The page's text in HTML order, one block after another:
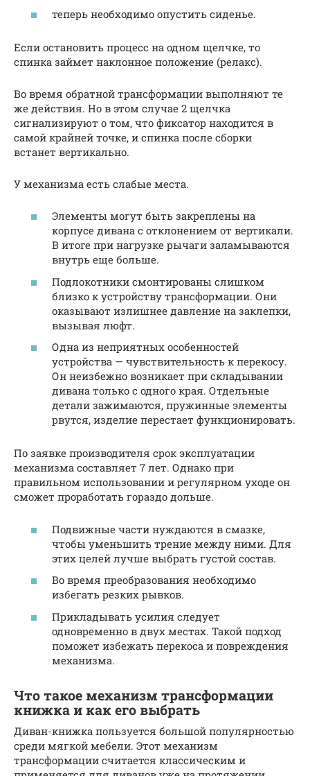
теперь необходимо опустить сиденье.
Если остановить процесс на одном щелчке, то
спинка займет наклонное положение (релакс).
Во время обратной трансформации выполняют те
же действия. Но в этом случае 2 щелчка
сигнализируют о том, что фиксатор находится в
самой крайней точке, и спинка после сборки
встанет вертикально.
У механизма есть слабые места.
Элементы могут быть закреплены на
корпусе дивана с отклонением от вертикали.
В итоге при нагрузке рычаги заламываются
внутрь еще больше.
Подлокотники смонтированы слишком
близко к устройству трансформации. Они
оказывают излишнее давление на заклепки,
вызывая люфт.
Одна из неприятных особенностей
устройства — чувствительность к перекосу.
Он неизбежно возникает при складывании
дивана только с одного края. Отдельные
детали зажимаются, пружинные элементы
рвутся, изделие перестает функционировать.
По заявке производителя срок эксплуатации
механизма составляет 7 лет. Однако при
правильном использовании и регулярном уходе он
сможет проработать гораздо дольше.
Подвижные части нуждаются в смазке,
чтобы уменьшить трение между ними. Для
этих целей лучше выбрать густой состав.
Во время преобразования необходимо
избегать резких рывков.
Прикладывать усилия следует
одновременно в двух местах. Такой подход
поможет избежать перекоса и повреждения
механизма.
Что такое механизм трансформации
книжка и как его выбрать
Диван-книжка пользуется большой популярностью
среди мягкой мебели. Этот механизм
трансформации считается классическим и